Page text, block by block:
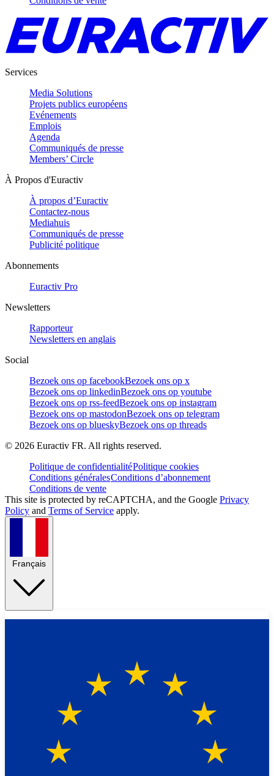
Services
Media Solutions
Projets publics européens
Evénements
Emplois
Agenda
Communiqués de presse
Members’ Circle
À Propos d'Euractiv
À propos d’Euractiv
Contactez-nous
Mediahuis
Communiqués de presse
Publicité politique
Abonnements
Euractiv Pro
Newsletters
Rapporteur
Newsletters en anglais
Social
Bezoek ons op facebookBezoek ons op x
Bezoek ons op linkedinBezoek ons op youtube
Bezoek ons op rss-feedBezoek ons op instagram
Bezoek ons op mastodonBezoek ons op telegram
Bezoek ons op blueskyBezoek ons op threads
© 2026 Euractiv FR. All rights reserved.
Politique de confidentialitéPolitique cookies
Conditions généralesConditions d’abonnement
Conditions de vente
This site is protected by reCAPTCHA, and the Google Privacy
Policy and Terms of Service apply.
Français